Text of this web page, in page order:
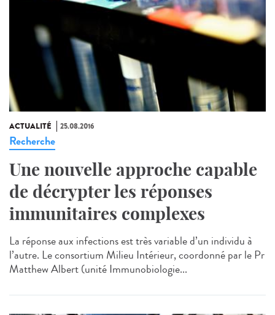
ACTUALITÉ 25.08.2016
Recherche
Une nouvelle approche capable
de décrypter les réponses
immunitaires complexes
La réponse aux infections est très variable d’un individu à
l’autre. Le consortium Milieu Intérieur, coordonné par le Pr
Matthew Albert (unité Immunobiologie...